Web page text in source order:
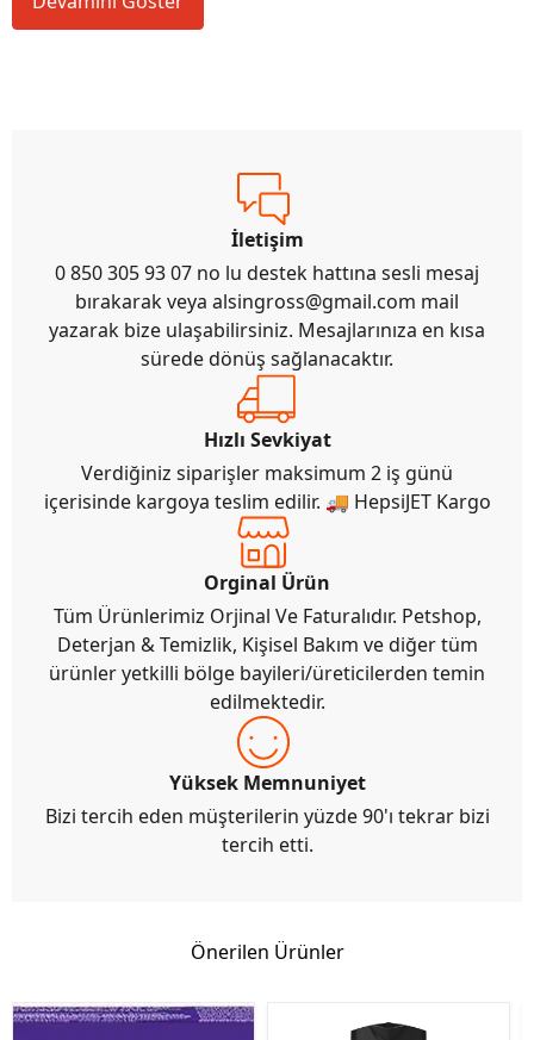
İletişim
0 850 305 93 07 no lu destek hattına sesli mesaj
bırakarak veya alsingross@gmail.com mail
yazarak bize ulaşabilirsiniz. Mesajlarınıza en kısa
sürede dönüş sağlanacaktır.
Hızlı Sevkiyat
Verdiğiniz siparişler maksimum 2 iş günü
içerisinde kargoya teslim edilir. 🚚 HepsiJET Kargo
Orginal Ürün
Tüm Ürünlerimiz Orjinal Ve Faturalıdır. Petshop,
Deterjan & Temizlik, Kişisel Bakım ve diğer tüm
ürünler yetkilli bölge bayileri/üreticilerden temin
edilmektedir.
Yüksek Memnuniyet
Bizi tercih eden müşterilerin yüzde 90'ı tekrar bizi
tercih etti.
Önerilen Ürünler